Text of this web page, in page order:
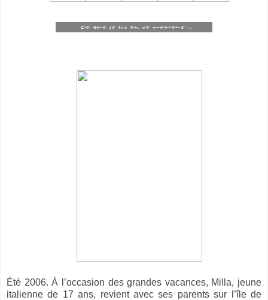
Été 2006. À l’occasion des grandes vacances, Milla, jeune
italienne de 17 ans, revient avec ses parents sur l’île de